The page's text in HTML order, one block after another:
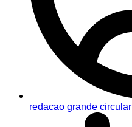
redacao grande circular